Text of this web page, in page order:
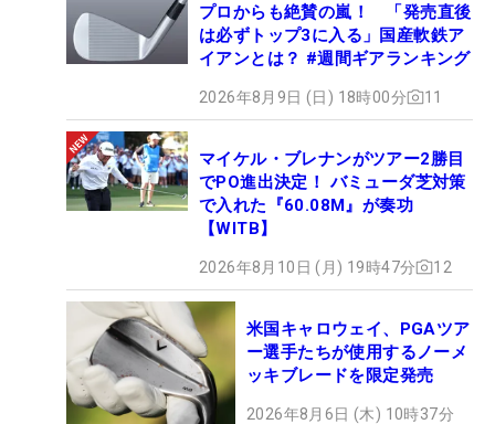
プロからも絶賛の嵐！ 「発売直後
は必ずトップ3に入る」国産軟鉄ア
イアンとは？ #週間ギアランキング
2026年8月9日 (日) 18時00分 11
マイケル・ブレナンがツアー2勝目
でPO進出決定！ バミューダ芝対策
で入れた『60.08M』が奏功
【WITB】
2026年8月10日 (月) 19時47分 12
米国キャロウェイ、PGAツア
ー選手たちが使用するノーメ
ッキブレードを限定発売
2026年8月6日 (木) 10時37分